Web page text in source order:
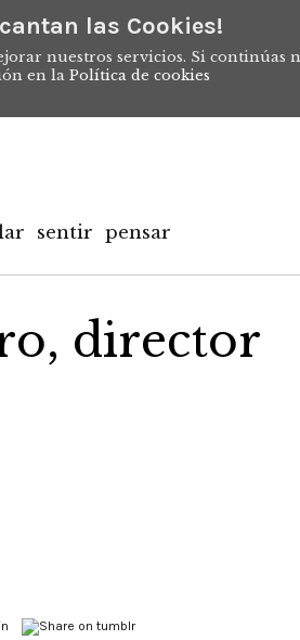
las Cookies!
nuestros servicios. Si continúas
en la Política de cookies
sentir pensar
director